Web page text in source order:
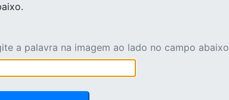
a palavra na imagem ao lado no campo abaixo